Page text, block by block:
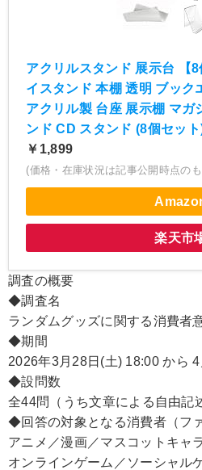
アクリルスタンド 展示台 【
イスタンド 本棚 透明 ブック
アクリル製 台座 展示棚 マガ
ンド CD スタンド (8個セッ
￥1,899
(価格・在庫状況は記事公開時点の
楽天市
調査の概要
◆調査名
ランダムグッズに関する消費者
◆期間
2026年3月28日(土) 18:00 から
◆設問数
全44問（うち文章による自由記
◆回答の対象となる消費者（フ
アニメ／漫画／マスコットキャ
オンラインゲーム／ソーシャル